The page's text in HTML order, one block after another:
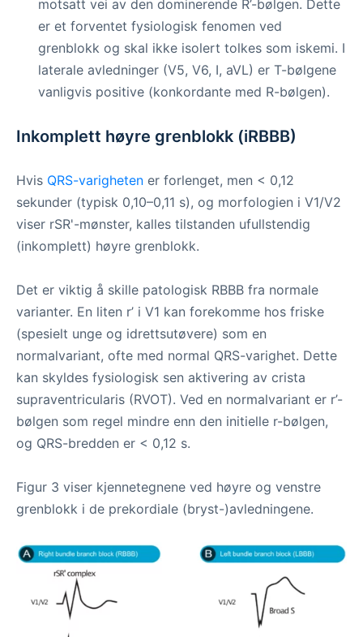
motsatt vei av den dominerende R’-bølgen. Dette
er et forventet fysiologisk fenomen ved
grenblokk og skal ikke isolert tolkes som iskemi. I
laterale avledninger (V5, V6, I, aVL) er T-bølgene
vanligvis positive (konkordante med R-bølgen).
Inkomplett høyre grenblokk (iRBBB)
Hvis QRS-varigheten er forlenget, men < 0,12
sekunder (typisk 0,10–0,11 s), og morfologien i V1/V2
viser rSR'-mønster, kalles tilstanden ufullstendig
(inkomplett) høyre grenblokk.
Det er viktig å skille patologisk RBBB fra normale
varianter. En liten r’ i V1 kan forekomme hos friske
(spesielt unge og idrettsutøvere) som en
normalvariant, ofte med normal QRS-varighet. Dette
kan skyldes fysiologisk sen aktivering av crista
supraventricularis (RVOT). Ved en normalvariant er r’-
bølgen som regel mindre enn den initielle r-bølgen,
og QRS-bredden er < 0,12 s.
Figur 3 viser kjennetegnene ved høyre og venstre
grenblokk i de prekordiale (bryst-)avledningene.